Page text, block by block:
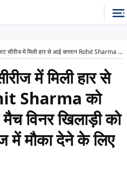
हार से आई कप्तान Rohit Sharma को अकल, सबसे बड़े मैच विनर खिलाड़ी को इंग्लैंड टेस्ट सीरीज में मौका देने के लिए हुए तैयार
में मिली हार से
Sharma को
विनर खिलाड़ी को
में मौका देने के लिए